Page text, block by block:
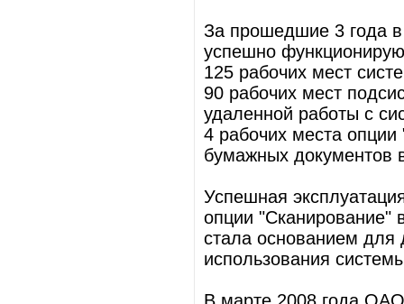
За прошедшие 3 года в
успешно
125 рабочих мест
90 рабочих мест
удаленной работы с
4 рабочих места
бумажных документов
Успешная
опции "Сканирование"
стала основанием
использования